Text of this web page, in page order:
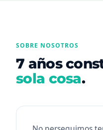
SOBRE NOSOTROS
7 años
sola cosa.